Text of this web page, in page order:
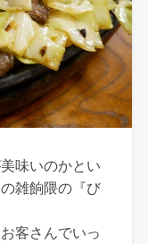
味いのかとい
雑餉隈の『び
客さんでいっ